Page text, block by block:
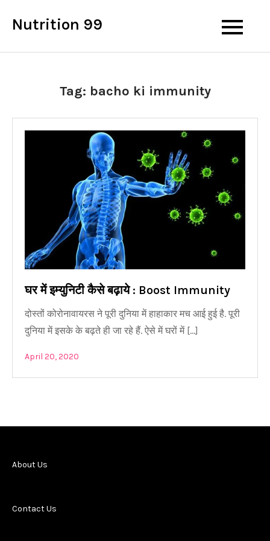
Nutrition 99
Tag: bacho ki immunity
घर में इम्युनिटी कैसे बढ़ाये : Boost Immunity
दोस्तों कोरोनावायरस ने पूरी दुनिया में हाहाकार मच आई हुई है. पूरी
दुनिया में इसके के बढ़ते ही जा रहे हैं. ऐसे में घरों में […]
April 20, 2020
About Us
Contact Us